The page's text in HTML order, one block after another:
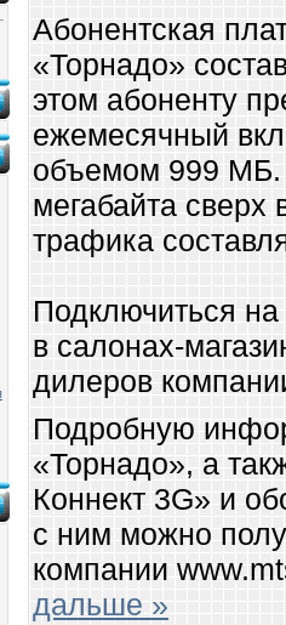
Абонентская
«Торнадо»
этом абоненту
ежемесячный
объемом 999 МБ.
мегабайта сверх
трафика
Подключиться
в салонах-
дилеров
Подробную
«Торнадо», а
Коннект 3G» и
с ним можно
компании
дальше »